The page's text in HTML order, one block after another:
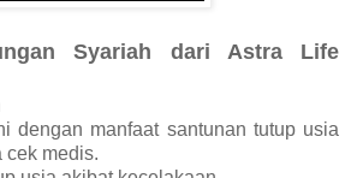
Syariah dari Astra Life
dengan manfaat santunan tutup usia
cek medis.